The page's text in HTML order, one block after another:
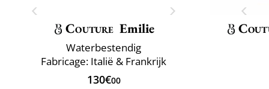
Couture Emilie
Waterbestendig
Fabricage: Italië & Frankrijk
130€00